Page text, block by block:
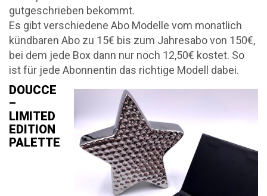
gutgeschrieben bekommt.
Es gibt verschiedene Abo Modelle vom monatlich
kündbaren Abo zu 15€ bis zum Jahresabo von 150€,
bei dem jede Box dann nur noch 12,50€ kostet. So
ist für jede Abonnentin das richtige Modell dabei.
DOUCCE
–
LIMITED
EDITION
PALETTE